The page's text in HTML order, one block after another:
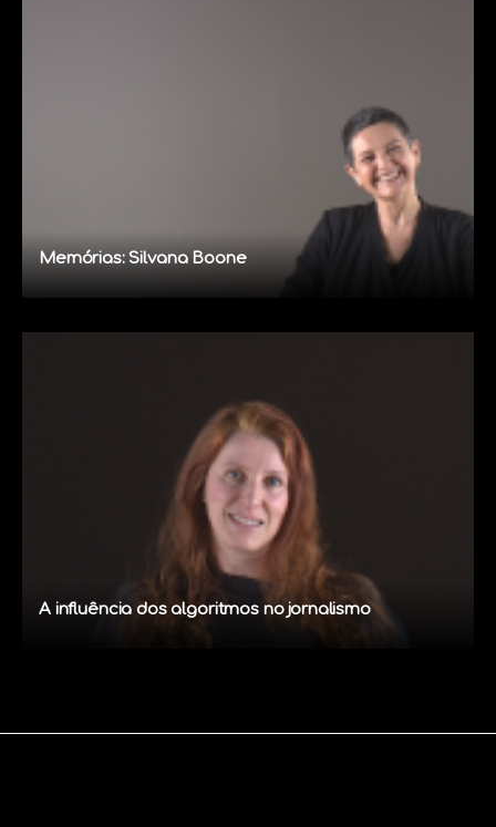
Memórias: Silvana Boone
A influência dos algoritmos no jornalismo